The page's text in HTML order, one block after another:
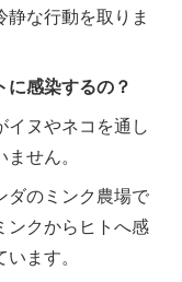
な行動を取りま
感染するの？
イヌやネコを通し
せん。
ダのミンク農場で
ンクからヒトへ感
ます。